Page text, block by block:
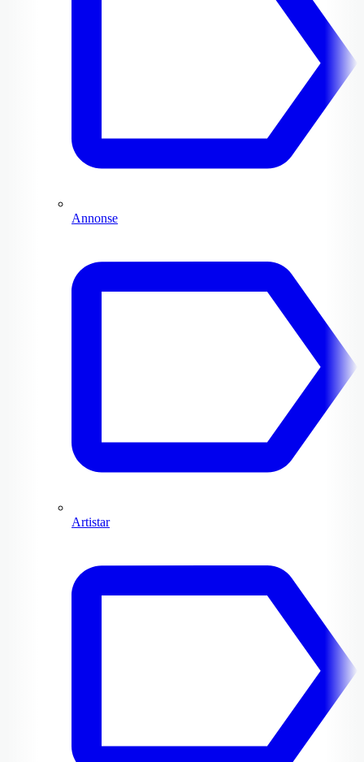
Annonse
Artistar